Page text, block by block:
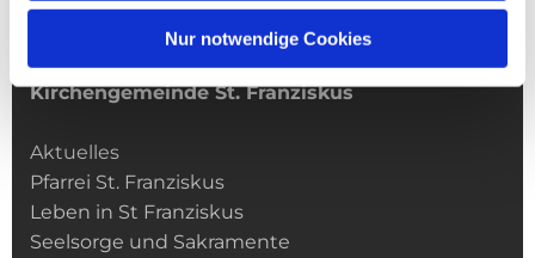
Nur notwendige Cookies
Kirchengemeinde­­ St. Franziskus
Aktuelles
Pfarrei St. Franziskus
Leben in St Franziskus
Seelsorge und Sakramente